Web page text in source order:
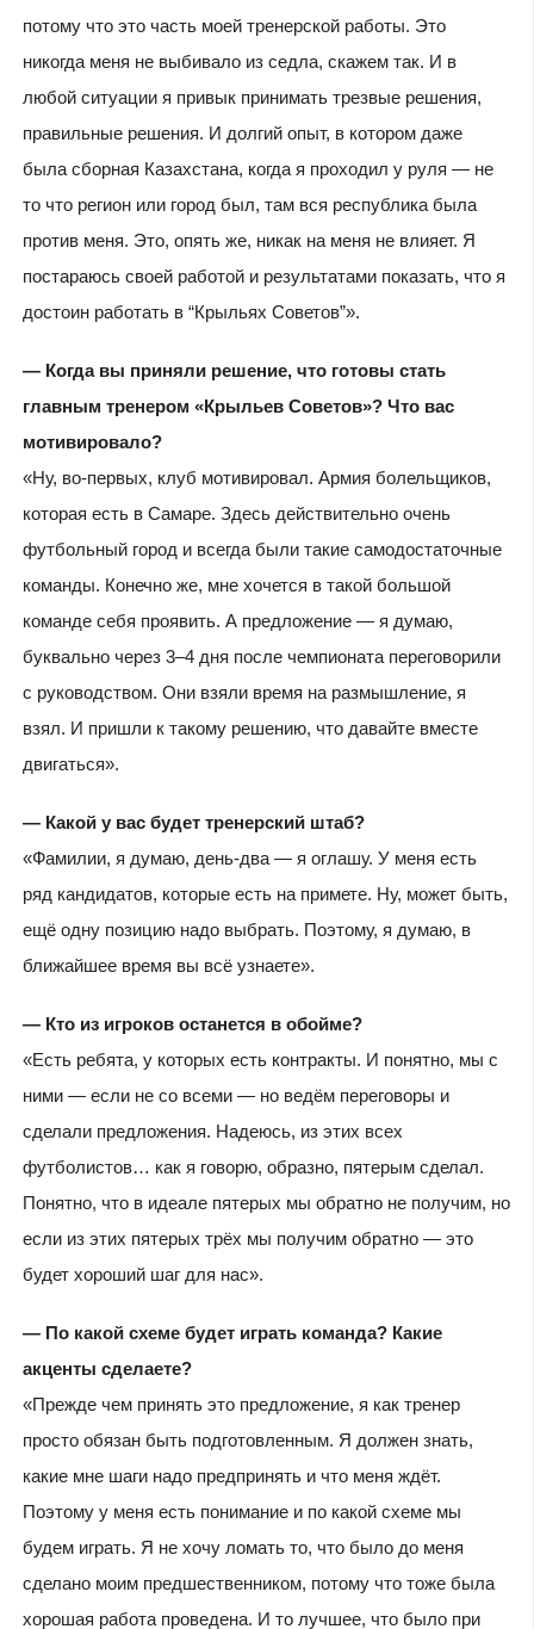
потому что это часть моей тренерской работы. Это
никогда меня не выбивало из седла, скажем так. И в
любой ситуации я привык принимать трезвые решения,
правильные решения. И долгий опыт, в котором даже
была сборная Казахстана, когда я проходил у руля — не
то что регион или город был, там вся республика была
против меня. Это, опять же, никак на меня не влияет. Я
постараюсь своей работой и результатами показать, что я
достоин работать в “Крыльях Советов”».
— Когда вы приняли решение, что готовы стать
главным тренером «Крыльев Советов»? Что вас
мотивировало?
«Ну, во-первых, клуб мотивировал. Армия болельщиков,
которая есть в Самаре. Здесь действительно очень
футбольный город и всегда были такие самодостаточные
команды. Конечно же, мне хочется в такой большой
команде себя проявить. А предложение — я думаю,
буквально через 3–4 дня после чемпионата переговорили
с руководством. Они взяли время на размышление, я
взял. И пришли к такому решению, что давайте вместе
двигаться».
— Какой у вас будет тренерский штаб?
«Фамилии, я думаю, день-два — я оглашу. У меня есть
ряд кандидатов, которые есть на примете. Ну, может быть,
ещё одну позицию надо выбрать. Поэтому, я думаю, в
ближайшее время вы всё узнаете».
— Кто из игроков останется в обойме?
«Есть ребята, у которых есть контракты. И понятно, мы с
ними — если не со всеми — но ведём переговоры и
сделали предложения. Надеюсь, из этих всех
футболистов… как я говорю, образно, пятерым сделал.
Понятно, что в идеале пятерых мы обратно не получим, но
если из этих пятерых трёх мы получим обратно — это
будет хороший шаг для нас».
— По какой схеме будет играть команда? Какие
акценты сделаете?
«Прежде чем принять это предложение, я как тренер
просто обязан быть подготовленным. Я должен знать,
какие мне шаги надо предпринять и что меня ждёт.
Поэтому у меня есть понимание и по какой схеме мы
будем играть. Я не хочу ломать то, что было до меня
сделано моим предшественником, потому что тоже была
хорошая работа проведена. И то лучшее, что было при